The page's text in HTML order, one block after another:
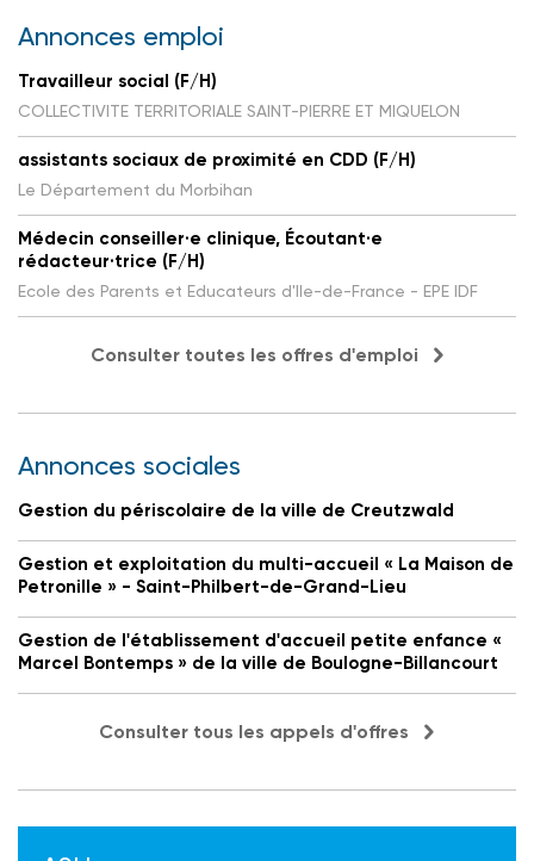
Annonces emploi
Travailleur social (F/H)
COLLECTIVITE TERRITORIALE SAINT-PIERRE ET MIQUELON
assistants sociaux de proximité en CDD (F/H)
Le Département du Morbihan
Médecin conseiller·e clinique, Écoutant·e
rédacteur·trice (F/H)
Ecole des Parents et Educateurs d'Ile-de-France - EPE IDF
Consulter toutes les offres d'emploi
Annonces sociales
Gestion du périscolaire de la ville de Creutzwald
Gestion et exploitation du multi-accueil « La Maison de
Petronille » - Saint-Philbert-de-Grand-Lieu
Gestion de l'établissement d'accueil petite enfance «
Marcel Bontemps » de la ville de Boulogne-Billancourt
Consulter tous les appels d'offres